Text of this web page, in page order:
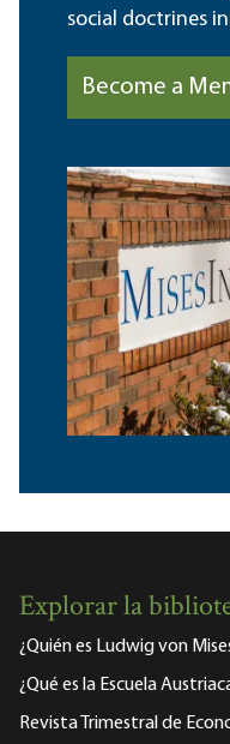
social doctrines
Become a
Explorar la
¿Quién es Ludwig von
¿Qué es la Escuela
Revista Trimestral de